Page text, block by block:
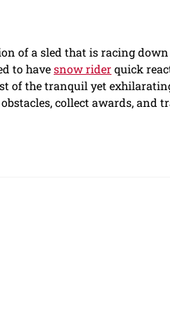
of a sled that is racing
to have snow rider quick
of the tranquil yet
collect awards, and